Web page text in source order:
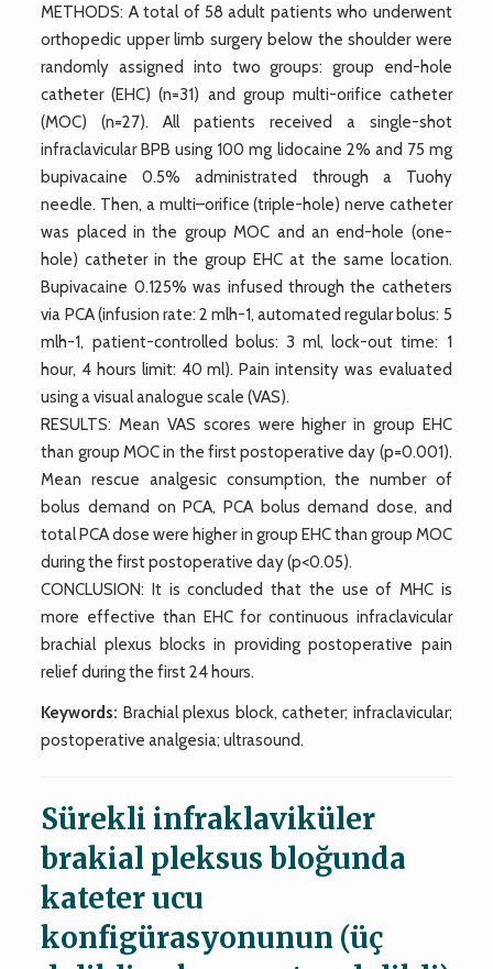
METHODS: A total of 58 adult patients who underwent
orthopedic upper limb surgery below the shoulder were
randomly assigned into two groups: group end-hole
catheter (EHC) (n=31) and group multi-orifice catheter
(MOC) (n=27). All patients received a single-shot
infraclavicular BPB using 100 mg lidocaine 2% and 75 mg
bupivacaine 0.5% administrated through a Tuohy
needle. Then, a multi–orifice (triple-hole) nerve catheter
was placed in the group MOC and an end-hole (one-
hole) catheter in the group EHC at the same location.
Bupivacaine 0.125% was infused through the catheters
via PCA (infusion rate: 2 mlh-1, automated regular bolus: 5
mlh-1, patient-controlled bolus: 3 ml, lock-out time: 1
hour, 4 hours limit: 40 ml). Pain intensity was evaluated
using a visual analogue scale (VAS).
RESULTS: Mean VAS scores were higher in group EHC
than group MOC in the first postoperative day (p=0.001).
Mean rescue analgesic consumption, the number of
bolus demand on PCA, PCA bolus demand dose, and
total PCA dose were higher in group EHC than group MOC
during the first postoperative day (p<0.05).
CONCLUSION: It is concluded that the use of MHC is
more effective than EHC for continuous infraclavicular
brachial plexus blocks in providing postoperative pain
relief during the first 24 hours.
Keywords: Brachial plexus block, catheter; infraclavicular;
postoperative analgesia; ultrasound.
Sürekli infraklaviküler
brakial pleksus bloğunda
kateter ucu
konfigürasyonunun (üç